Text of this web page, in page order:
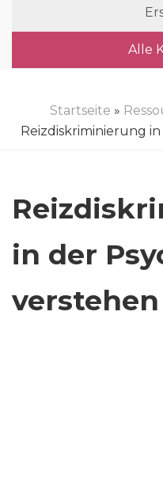
Alle
Startseite »
Reizdiskriminierung
in der
verstehen